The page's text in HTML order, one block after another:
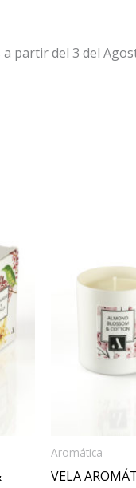
a partir del 3 del
Aromática
VELA